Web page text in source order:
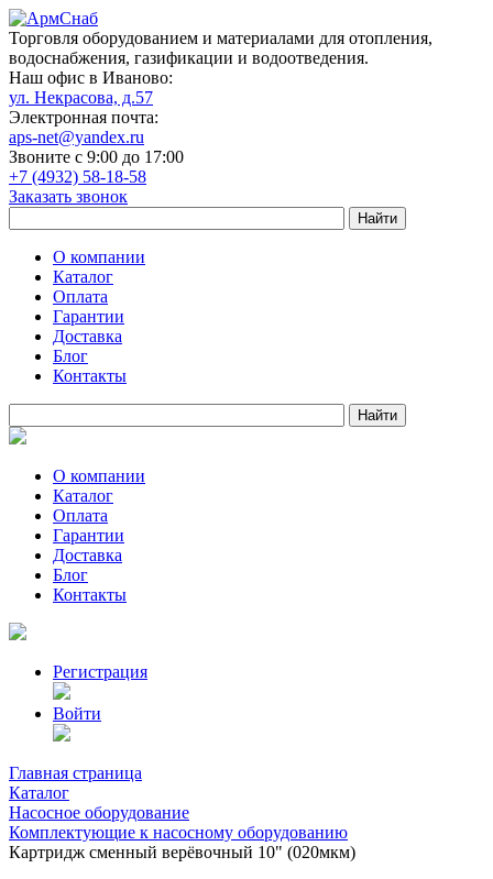
Торговля оборудованием и материалами для отопления,
водоснабжения, газификации и водоотведения.
Наш офис в Иваново:
ул. Некрасова, д.57
Электронная почта:
aps-net@yandex.ru
Звоните с 9:00 до 17:00
+7 (4932) 58-18-58
Заказать звонок
О компании
Каталог
Оплата
Гарантии
Доставка
Блог
Контакты
О компании
Каталог
Оплата
Гарантии
Доставка
Блог
Контакты
Регистрация
Войти
Главная страница
Каталог
Насосное оборудование
Комплектующие к насосному оборудованию
Картридж сменный верёвочный 10" (020мкм)